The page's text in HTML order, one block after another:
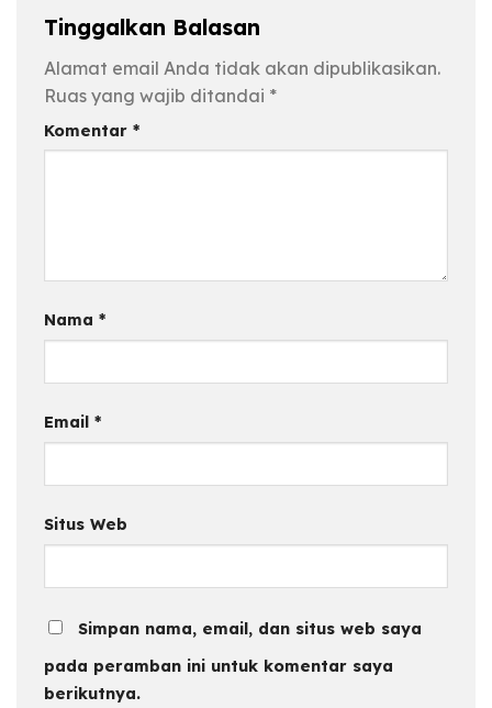
Tinggalkan Balasan
Alamat email Anda tidak akan dipublikasikan.
Ruas yang wajib ditandai *
Komentar *
Nama *
Email *
Situs Web
Simpan nama, email, dan situs web saya
pada peramban ini untuk komentar saya
berikutnya.